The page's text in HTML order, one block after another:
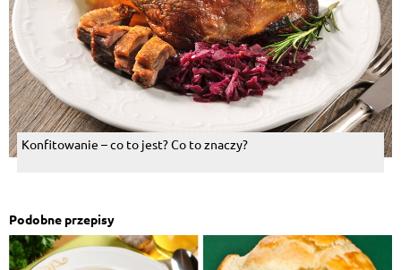
Konfitowanie – co to jest? Co to znaczy?
Podobne przepisy